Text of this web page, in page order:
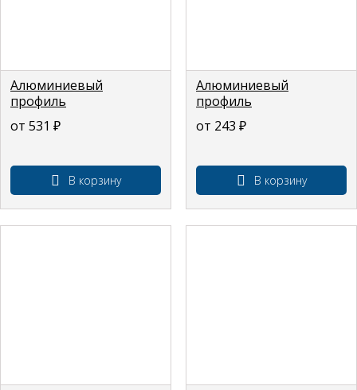
Алюминиевый
профиль
прямоугольный 30 на
20 мм (толщина стенки
от 531 ₽
В корзину
Алюминиевый
профиль
прямоугольный 20 на
10 мм (толщина стенки
от 243 ₽
В корзину